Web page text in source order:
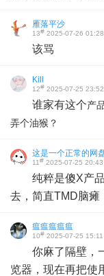
雁落平沙
13# 2025-07-26 01:28
该骂
Kill
12# 2025-07-25 23:52
谁家有这个产
弄个油猴？
这是一个正常的网
11# 2025-07-25 20:43
纯粹是傻X产
去，简直TMD脑瘫
瘟瘟瘟瘟瘟
10# 2025-07-25 15:11
你麻了隔壁，
览器，现在再把使